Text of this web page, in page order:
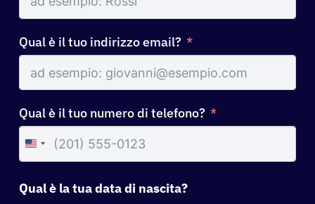
Qual è il tuo indirizzo email?
Qual è il tuo numero di telefono?
United
States
+1
Qual è la tua data di nascita?